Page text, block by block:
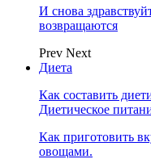
И снова
возвращаются
Prev Next
Диета
Как составить
Диетическое
Как приготовить
овощами.